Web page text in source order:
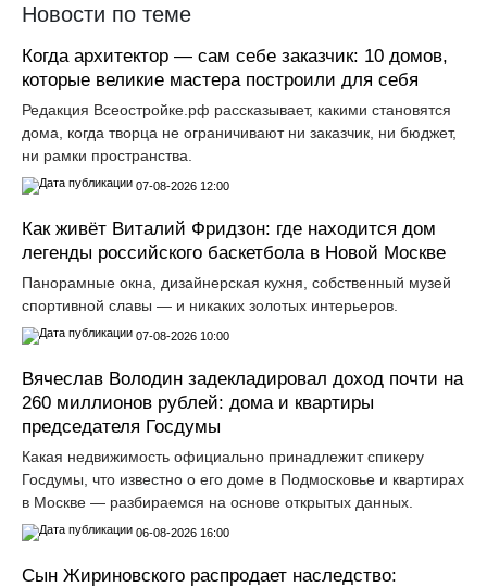
Новости по теме
Когда архитектор — сам себе заказчик: 10 домов,
которые великие мастера построили для себя
Редакция Всеостройке.рф рассказывает, какими становятся
дома, когда творца не ограничивают ни заказчик, ни бюджет,
ни рамки пространства.
07-08-2026 12:00
Как живёт Виталий Фридзон: где находится дом
легенды российского баскетбола в Новой Москве
Панорамные окна, дизайнерская кухня, собственный музей
спортивной славы — и никаких золотых интерьеров.
07-08-2026 10:00
Вячеслав Володин задекладировал доход почти на
260 миллионов рублей: дома и квартиры
председателя Госдумы
Какая недвижимость официально принадлежит спикеру
Госдумы, что известно о его доме в Подмосковье и квартирах
в Москве — разбираемся на основе открытых данных.
06-08-2026 16:00
Сын Жириновского распродает наследство: